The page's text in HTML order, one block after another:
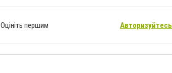
Оцініть першим Авторизуйтесь